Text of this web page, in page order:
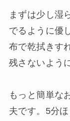
まずは少し湿
でるように優
布で乾拭きす
残さないよう
もっと簡単な
夫です。5分